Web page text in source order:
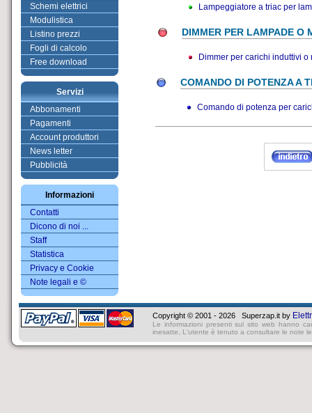
Schemi elettrici
Modulistica
Listino prezzi
Fogli di calcolo
Free download
Servizi
Abbonamenti
Pagamenti
Account produttori
News letter
Pubblicità
Informazioni
Contatti
Dicono di noi ...
Staff
Statistica
Privacy e Cookie
Note legali e ©
Lampeggiatore a triac per
DIMMER PER LAMPADE O
Dimmer per carichi induttivi
COMANDO DI POTENZA A
Comando di potenza per
Copyright © 2001 - 2026 Superzap.it by
Le informazioni presenti sul sito web hanno
inesatte, L'utente è tenuto a consultare le note